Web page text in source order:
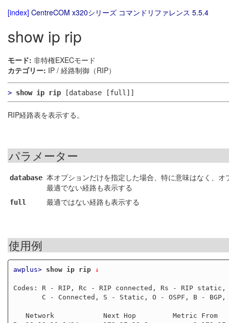
[index] CentreCOM x320シリーズ コマンドリファレンス 5.5.4
show ip rip
モード: 非特権EXECモード
カテゴリー: IP / 経路制御（RIP）
> show ip rip [database [full]]
RIP経路表を表示する。
パラメーター
database 本オプションだけを指定した場合、特に意味はなく、
最適でない経路も表示する
full 最適ではない経路も表示する
使用例
awplus> show ip rip ↓
Codes: R - RIP, Rc - RIP connected, Rs - RIP static,